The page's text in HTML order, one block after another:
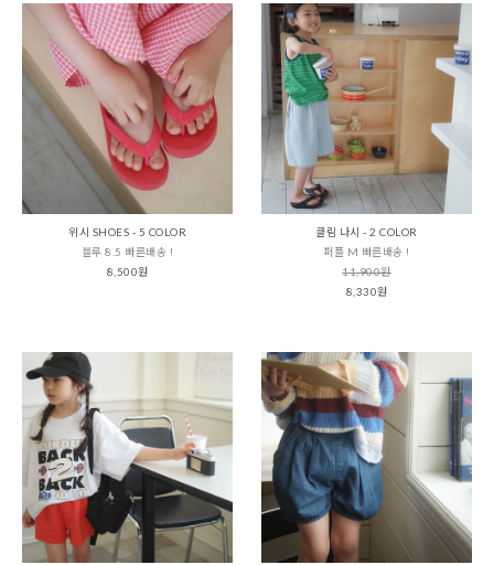
위시 SHOES - 5 COLOR
블루 8.5 빠른배송 !
8,500원
클림 나시 - 2 COLOR
퍼플 M 빠른배송 !
11,900원
8,330원